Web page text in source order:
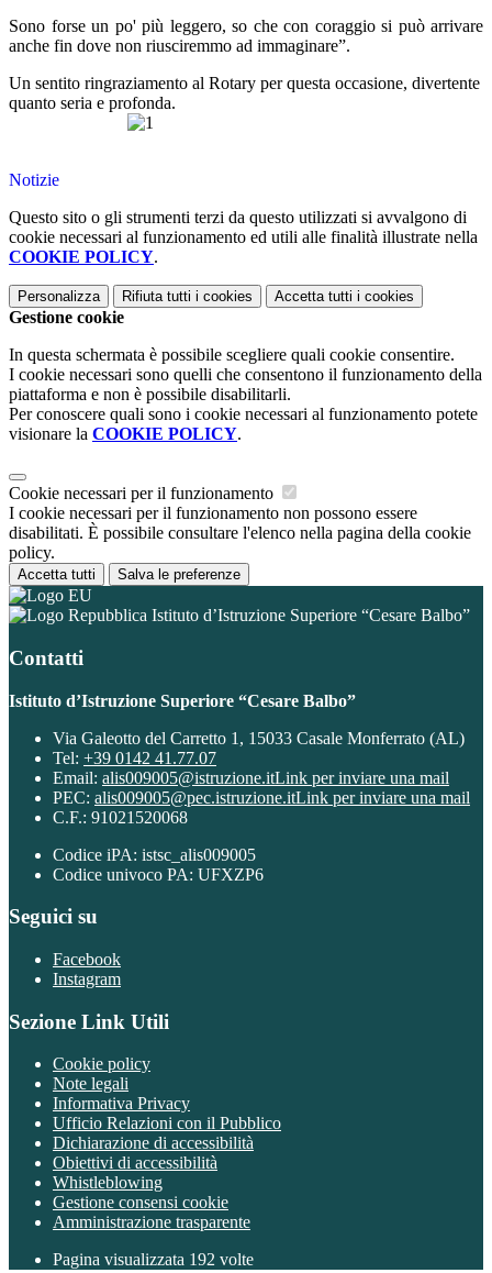
Sono forse un po' più leggero, so che con coraggio si può arrivare
anche fin dove non riusciremmo ad immaginare”.
Un sentito ringraziamento al Rotary per questa occasione, divertente
quanto seria e profonda.
Notizie
Questo sito o gli strumenti terzi da questo utilizzati si avvalgono di
cookie necessari al funzionamento ed utili alle finalità illustrate nella
COOKIE POLICY.
Personalizza Rifiuta tutti i cookies Accetta tutti i cookies
Gestione cookie
In questa schermata è possibile scegliere quali cookie consentire.
I cookie necessari sono quelli che consentono il funzionamento della
piattaforma e non è possibile disabilitarli.
Per conoscere quali sono i cookie necessari al funzionamento potete
visionare la COOKIE POLICY.
Cookie necessari per il funzionamento
I cookie necessari per il funzionamento non possono essere
disabilitati. È possibile consultare l'elenco nella pagina della cookie
policy.
Accetta tutti Salva le preferenze
Istituto d’Istruzione Superiore “Cesare Balbo”
Contatti
Istituto d’Istruzione Superiore “Cesare Balbo”
Via Galeotto del Carretto 1, 15033 Casale Monferrato (AL)
Tel: +39 0142 41.77.07
Email: alis009005@istruzione.itLink per inviare una mail
PEC: alis009005@pec.istruzione.itLink per inviare una mail
C.F.: 91021520068
Codice iPA: istsc_alis009005
Codice univoco PA: UFXZP6
Seguici su
Facebook
Instagram
Sezione Link Utili
Cookie policy
Note legali
Informativa Privacy
Ufficio Relazioni con il Pubblico
Dichiarazione di accessibilità
Obiettivi di accessibilità
Whistleblowing
Gestione consensi cookie
Amministrazione trasparente
Pagina visualizzata 192 volte